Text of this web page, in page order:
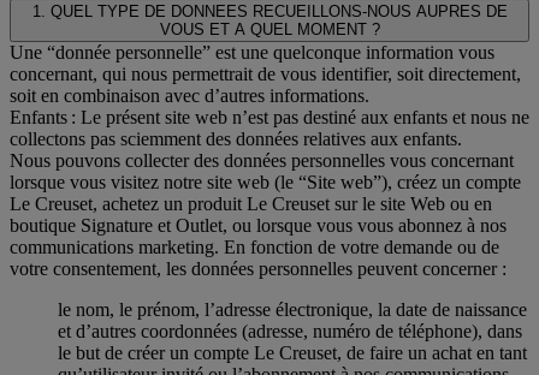
1. QUEL TYPE DE DONNEES RECUEILLONS-NOUS AUPRES DE
VOUS ET A QUEL MOMENT ?
Une “donnée personnelle” est une quelconque information vous
concernant, qui nous permettrait de vous identifier, soit directement,
soit en combinaison avec d’autres informations.
Enfants : Le présent site web n’est pas destiné aux enfants et nous ne
collectons pas sciemment des données relatives aux enfants.
Nous pouvons collecter des données personnelles vous concernant
lorsque vous visitez notre site web (le “Site web”), créez un compte
Le Creuset, achetez un produit Le Creuset sur le site Web ou en
boutique Signature et Outlet, ou lorsque vous vous abonnez à nos
communications marketing. En fonction de votre demande ou de
votre consentement, les données personnelles peuvent concerner :
le nom, le prénom, l’adresse électronique, la date de naissance
et d’autres coordonnées (adresse, numéro de téléphone), dans
le but de créer un compte Le Creuset, de faire un achat en tant